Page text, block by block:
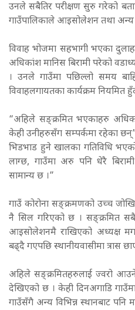
उनले सबैतिर परीक्षण सुरु गरेको
गाउँपालिकाले आइसोलेशन तथा अन्य
विवाह भोजमा सहभागी भएका
अधिकांश मानिस बिरामी परेको
। उनले गाउँमा पछिल्लो समय
विवाहलगायतका कार्यक्रम नियमित
“अहिले सङ्क्रमित भएकाहरु
केही उनीहरुसँग सम्पर्कमा रहेका
भिडभाड हुने खालका गतिविधि
लाग्छ, गाउँमा अरु पनि धेरै
सामान्य छ ।”
गाउँ कोरोना सङ्क्रमणको उच्च
नै सिल गरिएको छ । सङ्क्रमित
आइसोलेशनमै राखिएको अध्यक्ष
बढ्दै गएपछि स्थानीयवासीमा त्रास
अहिले सङ्क्रमितहरुलाई ज्वरो
देखिएको छ । केही दिनअगाडि
गाउँसँगै अन्य विभिन्न स्थानबाट